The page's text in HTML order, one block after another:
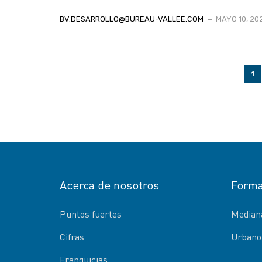
BV.DESARROLLO@BUREAU-VALLEE.COM MAYO 10,
1
Acerca de nosotros
Puntos fuertes
Cifras
Franquicias
Urbano